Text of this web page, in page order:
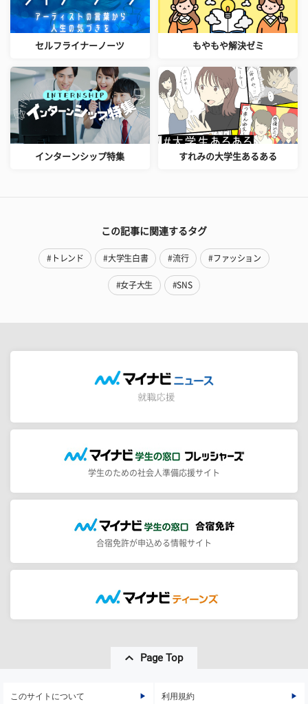
セルフライナーノーツ もやもや解決ゼミ
インターンシップ特集 すれみの大学生あるある
この記事に関連するタグ
#トレンド #大学生白書 #流行 #ファッション
#女子大生 #SNS
学生のための社会人準備応援サイト
合宿免許が申込める情報サイト
Page Top
このサイトについて 利用規約